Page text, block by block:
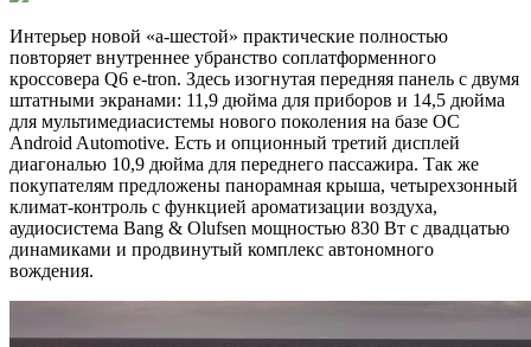
Интерьер новой «а-шестой» практические полностью
повторяет внутреннее убранство соплатформенного
кроссовера Q6 e-tron. Здесь изогнутая передняя панель с двумя
штатными экранами: 11,9 дюйма для приборов и 14,5 дюйма
для мультимедиасистемы нового поколения на базе ОС
Android Automotive. Есть и опционный третий дисплей
диагональю 10,9 дюйма для переднего пассажира. Так же
покупателям предложены панорамная крыша, четырехзонный
климат-контроль с функцией ароматизации воздуха,
аудиосистема Bang & Olufsen мощностью 830 Вт с двадцатью
динамиками и продвинутый комплекс автономного
вождения.